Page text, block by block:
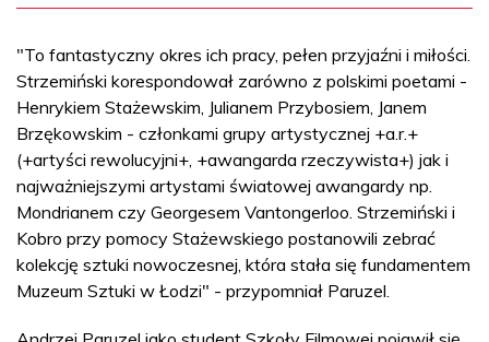
"To fantastyczny okres ich pracy, pełen przyjaźni i miłości.
Strzemiński korespondował zarówno z polskimi poetami -
Henrykiem Stażewskim, Julianem Przybosiem, Janem
Brzękowskim - członkami grupy artystycznej +a.r.+
(+artyści rewolucyjni+, +awangarda rzeczywista+) jak i
najważniejszymi artystami światowej awangardy np.
Mondrianem czy Georgesem Vantongerloo. Strzemiński i
Kobro przy pomocy Stażewskiego postanowili zebrać
kolekcję sztuki nowoczesnej, która stała się fundamentem
Muzeum Sztuki w Łodzi" - przypomniał Paruzel.